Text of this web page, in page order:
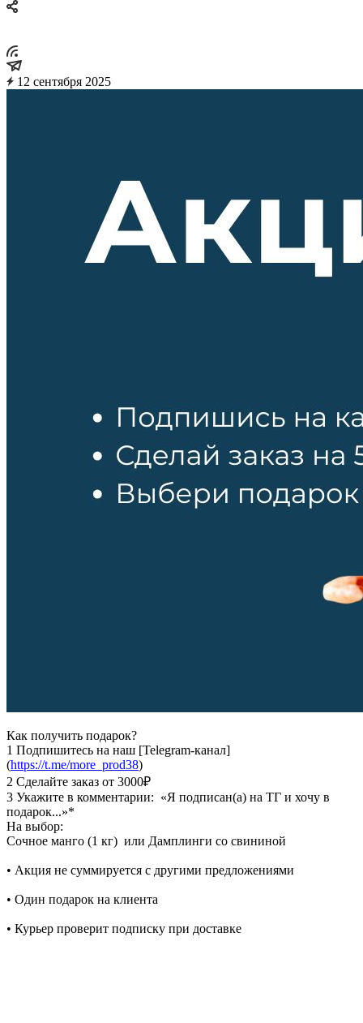
12 сентября 2025
Как получить подарок?
1 Подпишитесь на наш [Telegram-канал]
(https://t.me/more_prod38)
2 Сделайте заказ от 3000₽
3 Укажите в комментарии: «Я подписан(а) на ТГ и хочу в
подарок...»*
На выбор:
Сочное манго (1 кг) или Дамплинги со свининой
• Акция не суммируется с другими предложениями
• Один подарок на клиента
• Курьер проверит подписку при доставке